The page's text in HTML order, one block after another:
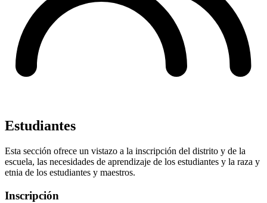
Estudiantes
Esta sección ofrece un vistazo a la inscripción del distrito y de la
escuela, las necesidades de aprendizaje de los estudiantes y la raza y
etnia de los estudiantes y maestros.
Inscripción